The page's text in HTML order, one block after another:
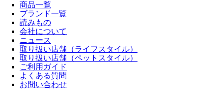
商品一覧
ブランド一覧
読みもの
会社について
ニュース
取り扱い店舗（ライフスタイル）
取り扱い店舗（ペットスタイル）
ご利用ガイド
よくある質問
お問い合わせ